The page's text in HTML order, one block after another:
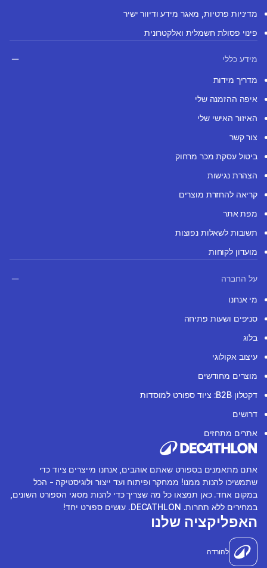
מדיניות פרטיות, מאגר מידע ודיוור ישיר
פינוי פסולת חשמלית ואלקטרונית
מידע כללי
מדריך מידות
איפה ההזמנה שלי
האיזור האישי שלי
צור קשר
ביטול עסקת מכר מרחוק
הצהרת נגישות
קריאה להחזרת מוצרים
מפת אתר
תשובות לשאלות נפוצות
מועדון לקוחות
על החברה
מי אנחנו
סניפים ושעות פתיחה
בלוג
עיצוב אקולוגי
מוצרים מחודשים
דקטלון B2B: ציוד ספורט למוסדות
דרושים
אתרים מתחזים
אתם מתאמנים בספורט שאתם אוהבים, אנחנו מייצרים ציוד כדי
שתמשיכו להנות ממנו! ממחקר ופיתוח ועד ייצור ולוגיסטיקה - הכל
במקום אחד. כאן תמצאו כל מה שצריך כדי להנות מסוגי הספורט השונים,
במחירים ללא תחרות. DECATHLON. עושים ספורט יחד!
האפליקציה שלנו
להורדה